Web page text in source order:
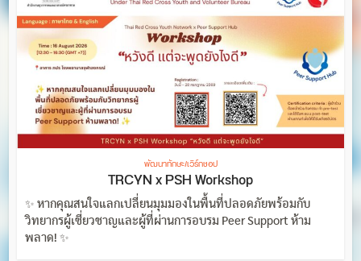
พัฒนาทักษะ/เวิร์กชอป
TRCYN x PSH Workshop
✨ หากคุณสนใจแลกเปลี่ยนมุมมองในพื้นที่ปลอดภัยพร้อมกับ
วิทยากรผู้เชี่ยวชาญและผู้ที่ผ่านการอบรม Peer Support ห้าม
พลาด! ✨